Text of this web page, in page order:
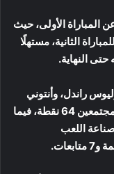
المباراة الأولى، حيث
الثانية، مستهلًا
راندل، وأنتوني
إدواردز، ونيكيل ألكسندر-ووكر، الذين سجلوا مجتمعين 64 نقطة، فيما
اللعب